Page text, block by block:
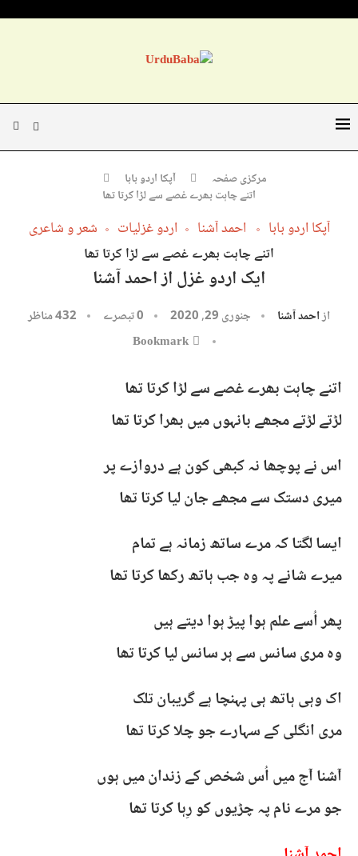
مرکزی صفحہ
آپکا اردو بابا
اتنے چاہت بھرے غصے سے لڑا کرتا تھا
آپکا اردو بابا احمد آشنا اردو غزلیات شعر و شاعری
اتنے چاہت بھرے غصے سے لڑا کرتا تھا
ایک اردو غزل از احمد آشنا
ازاحمد آشنا جنوری 29, 2020 0 تبصرے 432مناظر
Bookmark
اتنے چاہت بھرے غصے سے لڑا کرتا تھا
لڑتے لڑتے مجھے بانہوں میں بھرا کرتا تھا
اس نے پوچھا نہ کبھی کون ہے دروازے پر
میری دستک سے مجھے جان لیا کرتا تھا
ایسا لگتا کہ مرے ساتھ زمانہ ہے تمام
میرے شانے پہ وہ جب ہاتھ رکھا کرتا تھا
پھر اُسے علم ہوا پیڑ ہوا دیتے ہیں
وہ مری سانس سے ہر سانس لیا کرتا تھا
اک وہی ہاتھ ہی پہنچا ہے گریبان تلک
مری انگلی کے سہارے جو چلا کرتا تھا
آشنا آج میں اُس شخص کے زندان میں ہوں
جو مرے نام پہ چڑیوں کو رِہا کرتا تھا